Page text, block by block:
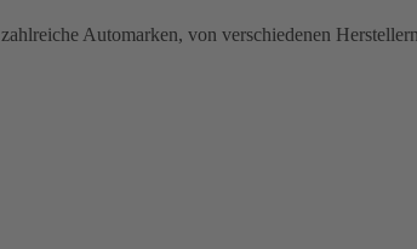
Automarken, von verschiedenen